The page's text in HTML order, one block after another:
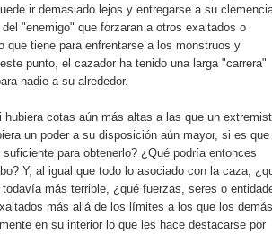
ir demasiado lejos y entregarse a su
"enemigo" que forzaran a otros exaltados o
que tiene para enfrentarse a los monstruos y
punto, el cazador ha tenido una larga "carrera"
nadie a su alrededor.
cotas aún más altas a las que un
un poder a su disposición aún mayor, si es que
para obtenerlo? ¿Qué podría entonces
Y, al igual que todo lo asociado con la caza,
más terrible, ¿qué fuerzas, seres o
más allá de los límites a los que los demás
en su interior lo que les hace destacarse por